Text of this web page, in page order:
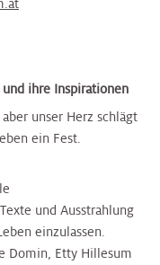
ihre Inspirationen
unser Herz schlägt
ein Fest.
und Ausstrahlung
einzulassen.
Domin, Etty Hillesum